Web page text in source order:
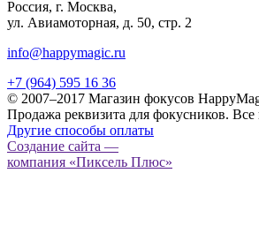
Россия, г. Москва,
ул. Авиамоторная, д. 50, стр. 2
info@happymagic.ru
+7 (964) 595 16 36
© 2007–2017 Магазин фокусов
Продажа реквизита для фокусников.
Другие способы оплаты
Создание сайта —
компания «Пиксель Плюс»